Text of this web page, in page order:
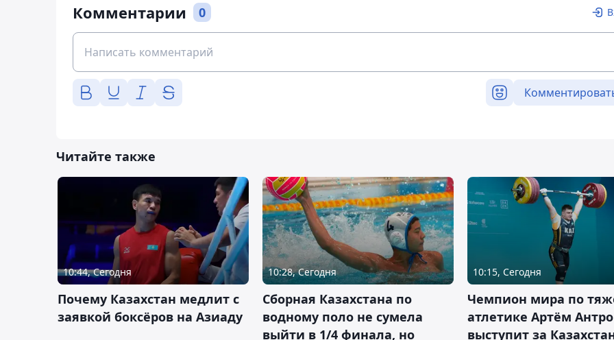
Комментарии 0
Читайте также
10:44, Сегодня
Почему Казахстан медлит с
заявкой боксёров на Азиаду
10:28, Сегодня
Сборная Казахстана по
водному поло не сумела
выйти в 1/4 финала, но
10:15, Сегодня
Чемпион мира по
атлетике Артём
выступит за